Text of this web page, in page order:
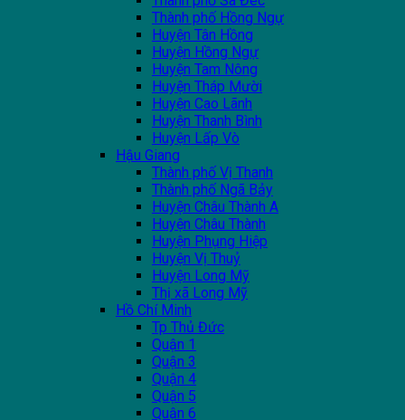
Thành phố Hồng Ngự
Huyện Tân Hồng
Huyện Hồng Ngự
Huyện Tam Nông
Huyện Tháp Mười
Huyện Cao Lãnh
Huyện Thanh Bình
Huyện Lấp Vò
Hậu Giang
Thành phố Vị Thanh
Thành phố Ngã Bảy
Huyện Châu Thành A
Huyện Châu Thành
Huyện Phụng Hiệp
Huyện Vị Thuỷ
Huyện Long Mỹ
Thị xã Long Mỹ
Hồ Chí Minh
Tp Thủ Đức
Quận 1
Quận 3
Quận 4
Quận 5
Quận 6